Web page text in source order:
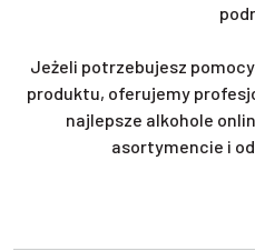
Jeżeli potrzebujesz
produktu, oferujemy
najlepsze alkohole
asortymencie i